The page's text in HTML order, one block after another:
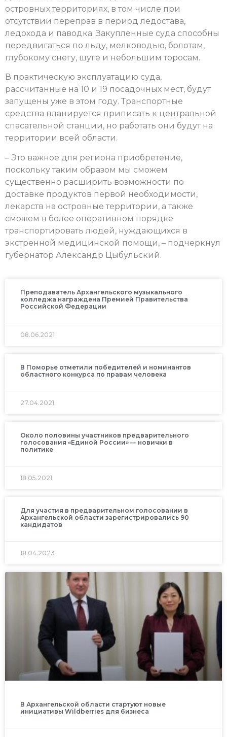
островных территориях, в том числе при
отсутствии переправ в период ледостава,
ледохода и паводка. Закупленные суда способны
передвигаться по льду, мелководью, болотам,
глубокому снегу, шуге и небольшим торосам.
В практическую эксплуатацию суда,
рассчитанные на 10 и 19 посадочных мест, будут
запущены уже в этом году. Транспортные
средства планируется приписать к центральной
спасательной станции, но работать они будут на
территории всей области.
– Это важное для региона приобретение,
поскольку таким образом мы сможем
существенно расширить возможности по
доставке продуктов первой необходимости,
лекарств на островные территории, а также
сможем в более оперативном порядке
транспортировать людей, нуждающихся в
экстренной медицинской помощи, – подчеркнул
губернатор Александр Цыбульский.
Преподаватель Архангельского музыкального
колледжа награждена Премией Правительства
Российской Федерации
08.06.2021
В Поморье отметили победителей и номинантов
областного конкурса по правам человека
27.04.2021
Около половины участников предварительного
голосования «Единой России» — новички в
политике
18.05.2021
Для участия в предварительном голосовании в
Архангельской области зарегистрировались 90
кандидатов
18.04.2023
В Архангельской области стартуют новые
инициативы Wildberries для бизнеса